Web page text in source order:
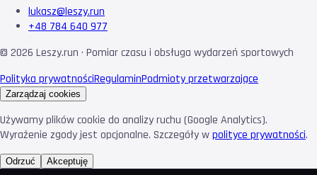
lukasz@leszy.run
+48 784 640 977
© 2026 Leszy.run · Pomiar czasu i obsługa wydarzeń sportowych
Polityka prywatnościRegulaminPodmioty przetwarzające
Zarządzaj cookies
Używamy plików cookie do analizy ruchu (Google Analytics).
Wyrażenie zgody jest opcjonalne. Szczegóły wpolityce prywatności.
Odrzuć Akceptuję